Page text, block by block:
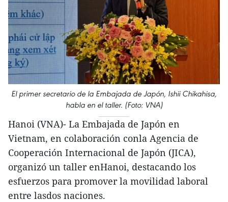
El primer secretario de la Embajada de Japón, Ishii Chikahisa,
habla en el taller. (Foto: VNA)
Hanoi (VNA)- La Embajada de Japón en
Vietnam, en colaboración conla Agencia de
Cooperación Internacional de Japón (JICA),
organizó un taller enHanoi, destacando los
esfuerzos para promover la movilidad laboral
entre lasdos naciones.